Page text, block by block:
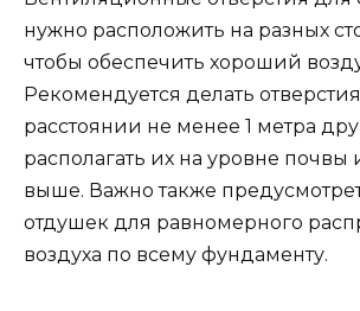
нужно расположить на разных
чтобы обеспечить хороший
Рекомендуется делать
расстоянии не менее 1 метра
располагать их на уровне
выше. Важно также
отдушек для равномерного
воздуха по всему фундаменту.